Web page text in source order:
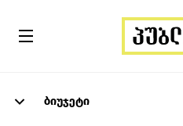
ბიუჯეტი